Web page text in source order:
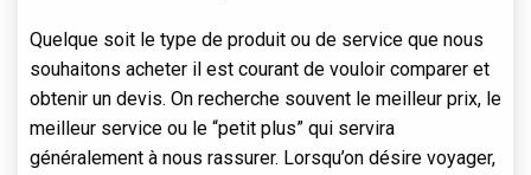
Quelque soit le type de produit ou de service que nous
souhaitons acheter il est courant de vouloir comparer et
obtenir un devis. On recherche souvent le meilleur prix, le
meilleur service ou le “petit plus” qui servira
généralement à nous rassurer. Lorsqu’on désire voyager,